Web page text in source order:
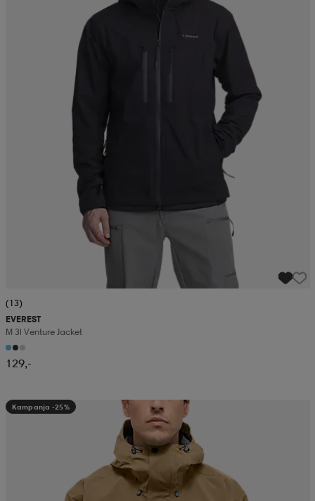
(13)
EVEREST
M 3l Venture Jacket
129,-
Kampanja -25%